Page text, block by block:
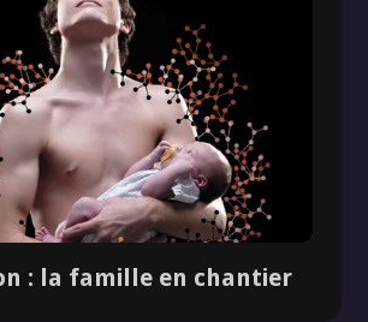
: la famille en chantier